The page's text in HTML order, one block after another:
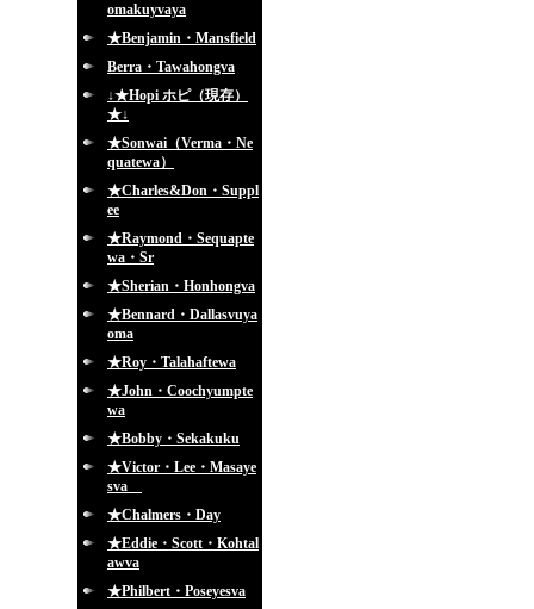
omakuyvaya
★Benjamin・Mansfield
Berra・Tawahongva
↓★Hopi ホピ（現存）
★↓
★Sonwai（Verma・Ne
quatewa）
★Charles&Don・Suppl
ee
★Raymond・Sequapte
wa・Sr
★Sherian・Honhongva
★Bennard・Dallasvuya
oma
★Roy・Talahaftewa
★John・Coochyumpte
wa
★Bobby・Sekakuku
★Victor・Lee・Masaye
sva
★Chalmers・Day
★Eddie・Scott・Kohtal
awva
★Philbert・Poseyesva